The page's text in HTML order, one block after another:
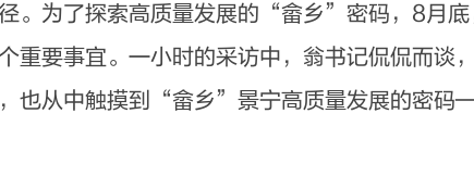
为了探索高质量发展的“畲乡”密码，8月底
重要事宜。一小时的采访中，翁书记侃侃而谈
也从中触摸到“畲乡”景宁高质量发展的密码